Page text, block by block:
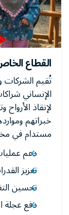
القطاع
تُقيم
الإنساني
لإنقاذ
خبراتهم
مستدام في
دعم
تعزيز
تحسين
دفع عجلة